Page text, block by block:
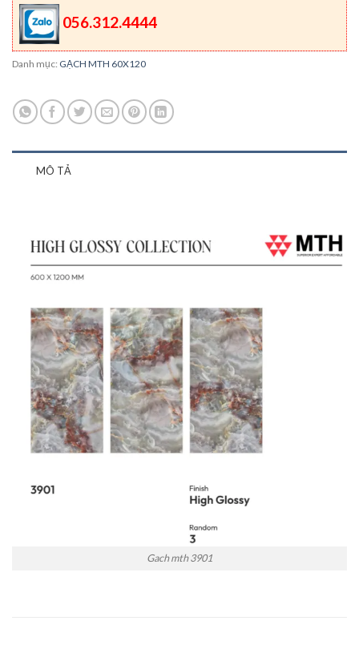
056.312.4444
Danh mục: GẠCH MTH 60X120
MÔ TẢ
Gach mth 3901